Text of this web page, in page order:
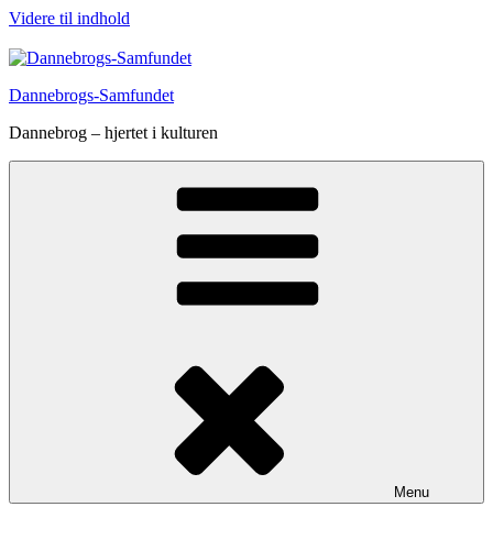
Videre til indhold
Dannebrogs-Samfundet
Dannebrog – hjertet i kulturen
Menu